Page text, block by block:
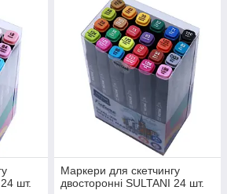
шт.
Маркери для скетчингу
двосторонні SULTANI 24 шт.